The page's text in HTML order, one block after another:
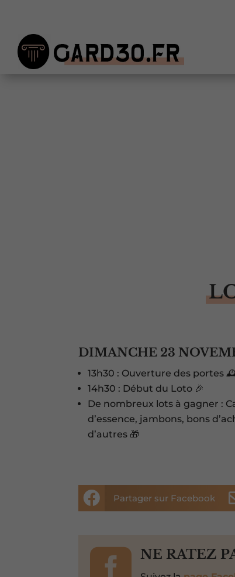
DIMANCHE 23
13h30 : Ouverture des portes
14h30 : Début du Loto 🎉
De nombreux lots à gagner :
d’essence, jambons, bons
d’autres 🎁
 Partager sur Facebook
 NE RATEZ